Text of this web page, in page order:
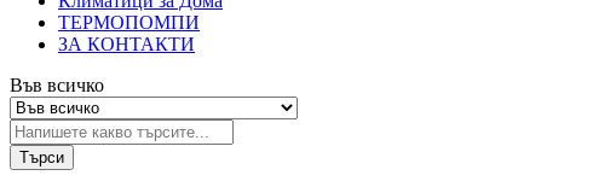
ТЕРМОПОМПИ
ЗА КОНТАКТИ
Във всичко
Търси